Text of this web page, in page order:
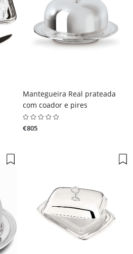
Mantegueira Real prateada
com coador e pires
€805